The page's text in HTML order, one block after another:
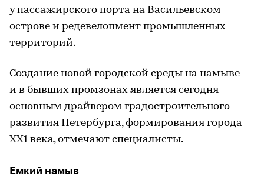
у пассажирского порта на Васильевском
острове и редевелопмент промышленных
территорий.
Создание новой городской среды на намыве
и в бывших промзонах является сегодня
основным драйвером градостроительного
развития Петербурга, формирования города
ХХ1 века, отмечают специалисты.
Емкий намыв